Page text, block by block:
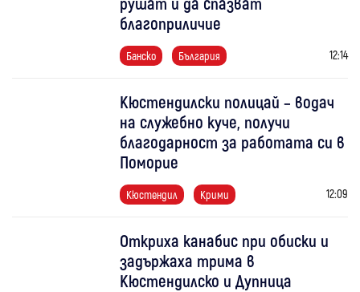
благоприличие
Банско България 12:14
Кюстендилски полицай – водач
на служебно куче, получи
благодарност за работата си в
Поморие
Кюстендил Крими 12:09
Откриха канабис при обиски и
задържаха трима в
Кюстендилско и Дупница